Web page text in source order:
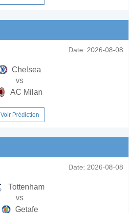
Date: 2026-08-08
Chelsea
vs
AC Milan
Voir Prédiction
Date: 2026-08-08
Tottenham
vs
Getafe